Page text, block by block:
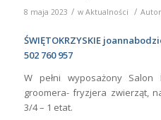
8 maja 2023 / w Aktualności / Autor
ŚWIĘTOKRZYSKIE
502 760 957
W pełni wyposażony Salon
groomera- fryzjera zwierząt,
3/4 – 1 etat.